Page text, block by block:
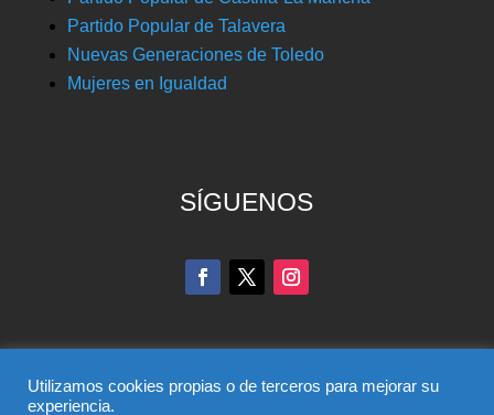
Partido Popular de Talavera
Nuevas Generaciones de Toledo
Mujeres en Igualdad
SÍGUENOS
Utilizamos cookies propias o de terceros para mejorar su
experiencia.